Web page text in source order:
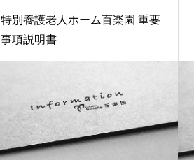
特別養護老人ホーム百楽園 重要
事項説明書